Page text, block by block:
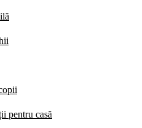
pentru casă